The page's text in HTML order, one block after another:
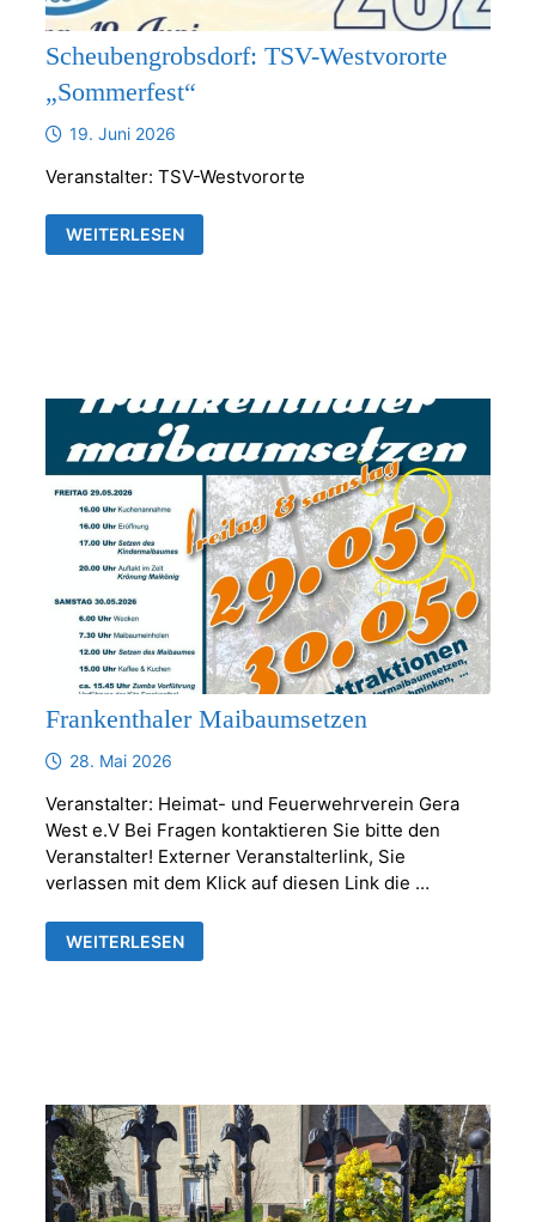
Scheubengrobsdorf: TSV-Westvororte
„Sommerfest“
19. Juni 2026
Veranstalter: TSV-Westvororte
SCHEUBENGROBSDORF:
TSV-
WEITERLESEN
Frankenthaler Maibaumsetzen
28. Mai 2026
Veranstalter: Heimat- und Feuerwehrverein Gera
West e.V Bei Fragen kontaktieren Sie bitte den
Veranstalter! Externer Veranstalterlink, Sie
verlassen mit dem Klick auf diesen Link die …
FRANKENTHALER
MAIBAUMSETZEN
WEITERLESEN